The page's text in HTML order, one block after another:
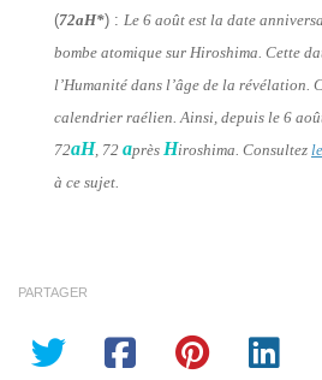
(72aH*) : Le 6 août est la date
bombe atomique sur Hiroshima. Cette
l’Humanité dans l’âge de la révélation.
calendrier raélien. Ainsi, depuis le 6
72aH, 72 après Hiroshima. Consultez
à ce sujet.
PARTAGER